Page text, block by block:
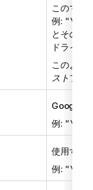
このマシ
例:
とそのワ
ドライバ
このよう
ストファ
Google
例:
使用する
例: